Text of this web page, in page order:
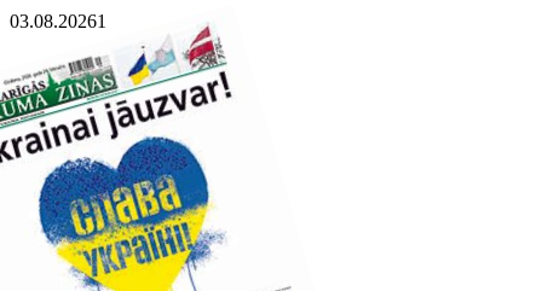
03.08.20261